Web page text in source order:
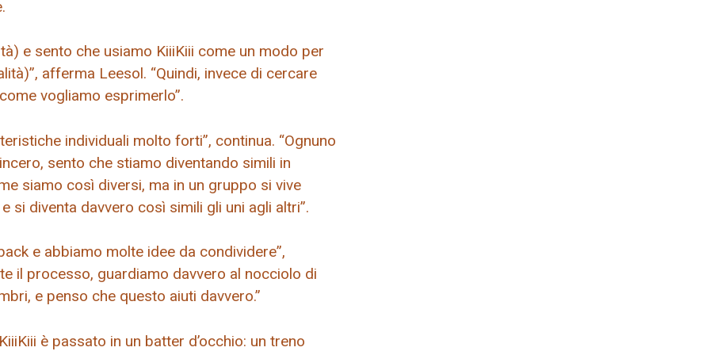
e sento che usiamo KiiiKiii come un modo per
afferma Leesol. “Quindi, invece di cercare
vogliamo esprimerlo”.
individuali molto forti”, continua. “Ognuno
sento che stiamo diventando simili in
siamo così diversi, ma in un gruppo si vive
si diventa davvero così simili gli uni agli altri”.
e abbiamo molte idee da condividere”,
il processo, guardiamo davvero al nocciolo di
e penso che questo aiuti davvero.”
è passato in un batter d’occhio: un treno